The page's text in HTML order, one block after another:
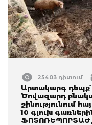
25403 դիտում
Արտակարգ
Ծովազարդ
շինությունում
10 գլուխ